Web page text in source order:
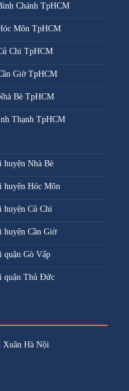
Chánh TpHCM
Môn TpHCM
Chi TpHCM
Giờ TpHCM
Bè TpHCM
Thạnh TpHCM
huyện Nhà Bè
huyện Hóc Môn
huyện Củ Chi
huyện Cần Giờ
quận Gò Vấp
quận Thủ Đức
Xuân Hà Nội